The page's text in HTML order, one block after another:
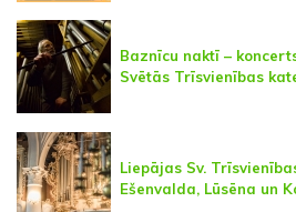
Baznīcu naktī –
Svētās Trīsvienības
Liepājas Sv.
Ešenvalda, Lūsēna un